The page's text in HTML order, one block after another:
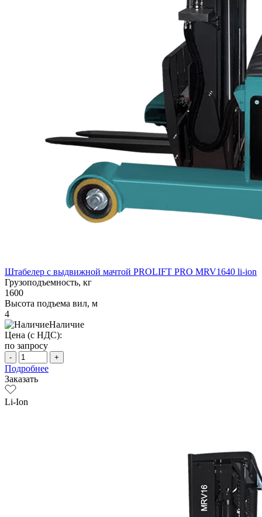
Штабелер с выдвижной мачтой PROLIFT PRO MRV1640 li-ion
Грузоподъемность, кг
1600
Высота подъема вил, м
4
Наличие
Цена (с НДС):
по запросу
- +
Подробнее
Заказать
Li-Ion